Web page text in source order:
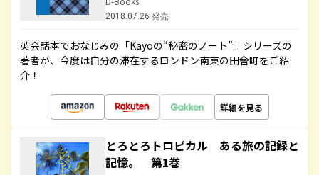
2018.07.26 発売
英会話本でおなじみの「Kayoの“秘密のノート”」シリーズの
著者が、今度は自分の滞在するロンドン南東の田舎町をご紹
介！
詳細を見る
とろとろトロピカル ある旅の記録と
記憶。 第1巻